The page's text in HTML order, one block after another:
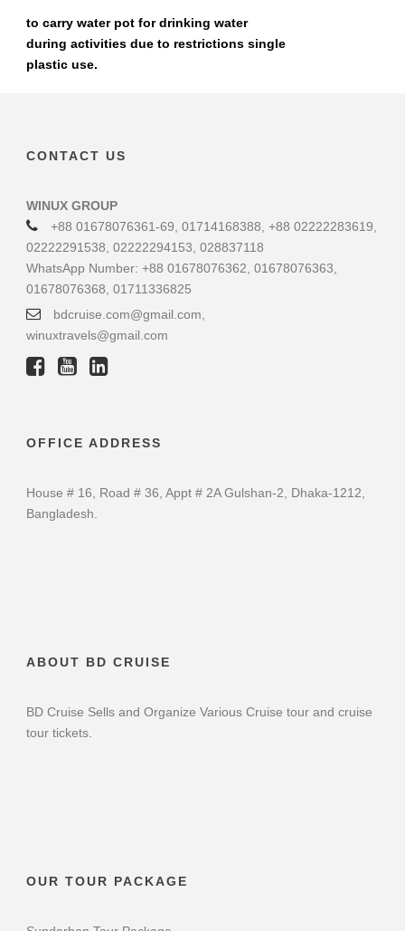
to carry water pot for drinking water
during activities due to restrictions single
plastic use.
CONTACT US
WINUX GROUP
+88 01678076361-69, 01714168388, +88 02222283619,
02222291538, 02222294153, 028837118
WhatsApp Number: +88 01678076362, 01678076363,
01678076368, 01711336825
bdcruise.com@gmail.com,
winuxtravels@gmail.com
OFFICE ADDRESS
House # 16, Road # 36, Appt # 2A Gulshan-2, Dhaka-1212,
Bangladesh.
ABOUT BD CRUISE
BD Cruise Sells and Organize Various Cruise tour and cruise
tour tickets.
OUR TOUR PACKAGE